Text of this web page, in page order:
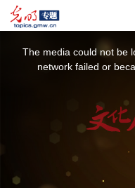
The media could not be
network failed or